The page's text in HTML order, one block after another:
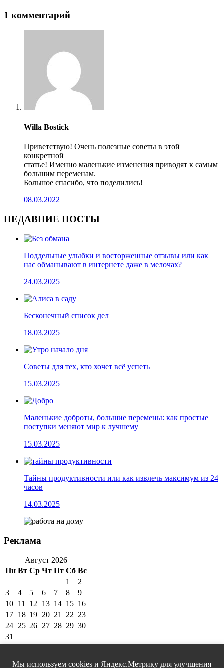
1 комментарий
Willa Bostick
Приветствую! Очень полезные советы в этой
конкретной
статье! Именно маленькие изменения приводят к самым
большим переменам.
Большое спасибо, что поделились!
08.03.2022
НЕДАВНИЕ ПОСТЫ
Поддельные улыбки и восторженные отзывы или как
нас обманывают в интернете даже в мелочах?
24.03.2025
Бесконечный список дел
18.03.2025
Cоветы для тех, кто хочет всё успеть
15.03.2025
Маленькие доброты, большие перемены: как простые
поступки меняют мир к лучшему
15.03.2025
Тайны продуктивности или как извлечь максимум из 24
часов
14.03.2025
Реклама
Август 2026
Пн Вт Ср Чт Пт Сб Вс
1
2
3
4 5 6 7 8
9
10 11 12 13 14 15 16
17 18 19 20 21 22 23
24 25 26 27 28 29 30
31
« Мар
Мы используем cookies и Яндекс.Метрику для улучшения